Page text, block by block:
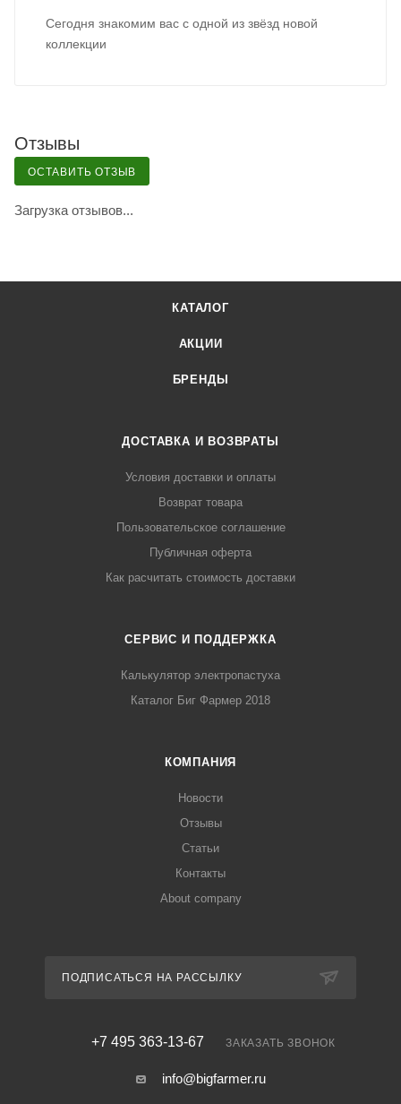
Сегодня знакомим вас с одной из звёзд новой
коллекции
Отзывы
ОСТАВИТЬ ОТЗЫВ
Загрузка отзывов...
КАТАЛОГ
АКЦИИ
БРЕНДЫ
ДОСТАВКА И ВОЗВРАТЫ
Условия доставки и оплаты
Возврат товара
Пользовательское соглашение
Публичная оферта
Как расчитать стоимость доставки
СЕРВИС И ПОДДЕРЖКА
Калькулятор электропастуха
Каталог Биг Фармер 2018
КОМПАНИЯ
Новости
Отзывы
Статьи
Контакты
About company
ПОДПИСАТЬСЯ НА РАССЫЛКУ
+7 495 363-13-67 ЗАКАЗАТЬ ЗВОНОК
info@bigfarmer.ru